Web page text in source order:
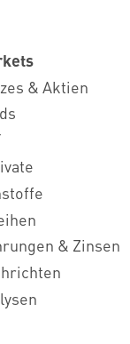
& Aktien
& Zinsen